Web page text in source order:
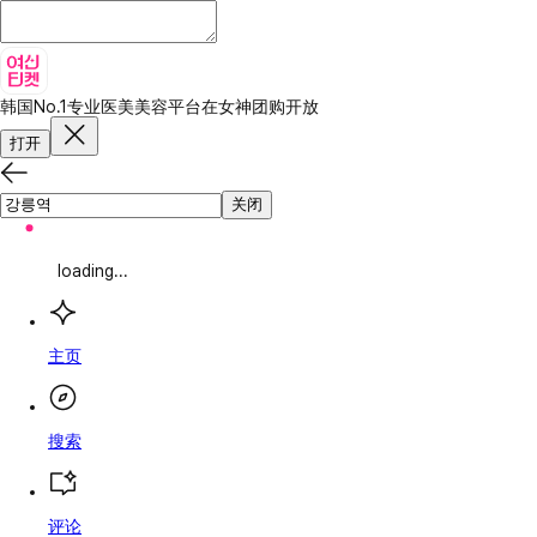
韩国No.1专业医美美容平台在女神团购开放
打开
关闭
loading...
主页
搜索
评论